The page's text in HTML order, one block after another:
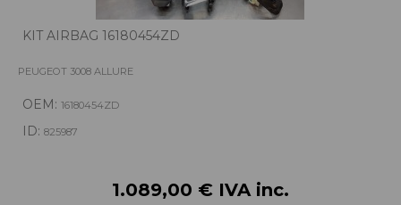
KIT AIRBAG 16180454ZD
PEUGEOT 3008 ALLURE
OEM: 16180454ZD
ID: 825987
1.089,00 € IVA inc.